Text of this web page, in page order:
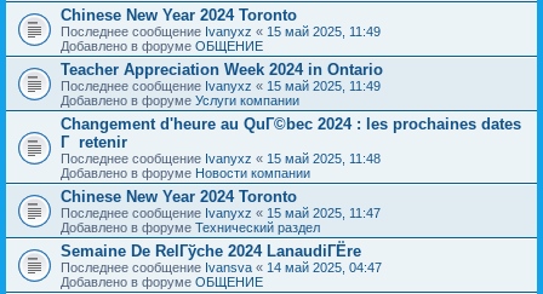
Chinese New Year 2024 Toronto
Последнее сообщение Ivanyxz « 15 май 2025, 11:49
Добавлено в форуме ОБЩЕНИЕ
Teacher Appreciation Week 2024 in Ontario
Последнее сообщение Ivanyxz « 15 май 2025, 11:49
Добавлено в форуме Услуги компании
Changement d'heure au QuГ©bec 2024 : les prochaines dates
Г retenir
Последнее сообщение Ivanyxz « 15 май 2025, 11:48
Добавлено в форуме Новости компании
Chinese New Year 2024 Toronto
Последнее сообщение Ivanyxz « 15 май 2025, 11:47
Добавлено в форуме Технический раздел
Semaine De RelГўche 2024 LanaudiГЁre
Последнее сообщение Ivansva « 14 май 2025, 04:47
Добавлено в форуме ОБЩЕНИЕ